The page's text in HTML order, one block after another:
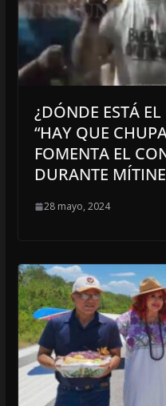
¿DÓNDE ESTÁ
“HAY QUE
FOMENTA EL
DURANTE
28 mayo, 2024